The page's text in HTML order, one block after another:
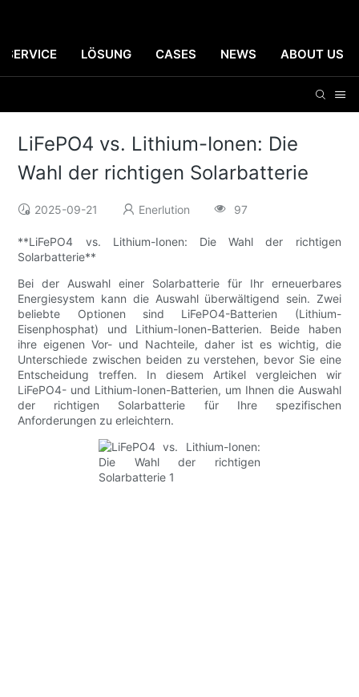
SERVICE LÖSUNG CASES NEWS ABOUT US
LiFePO4 vs. Lithium-Ionen: Die
Wahl der richtigen Solarbatterie
2025-09-21 Enerlution 97
**LiFePO4 vs. Lithium-Ionen: Die Wahl der richtigen
Solarbatterie**
Bei der Auswahl einer Solarbatterie für Ihr erneuerbares
Energiesystem kann die Auswahl überwältigend sein. Zwei
beliebte Optionen sind LiFePO4-Batterien (Lithium-
Eisenphosphat) und Lithium-Ionen-Batterien. Beide haben
ihre eigenen Vor- und Nachteile, daher ist es wichtig, die
Unterschiede zwischen beiden zu verstehen, bevor Sie eine
Entscheidung treffen. In diesem Artikel vergleichen wir
LiFePO4- und Lithium-Ionen-Batterien, um Ihnen die Auswahl
der richtigen Solarbatterie für Ihre spezifischen
Anforderungen zu erleichtern.